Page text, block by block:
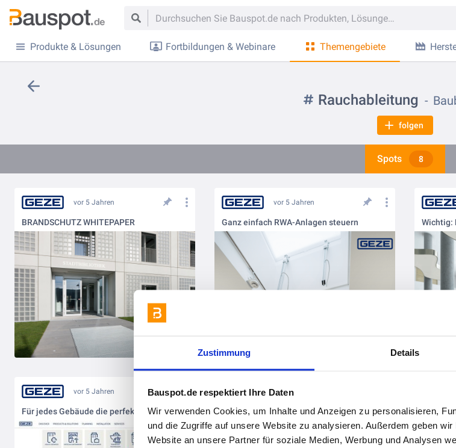
Zustimmung Details
Bauspot.de respektiert Ihre Daten
Wir verwenden Cookies, um Inhalte und Anzeigen zu personalisieren,
und die Zugriffe auf unsere Website zu analysieren. Außerdem geben
Website an unsere Partner für soziale Medien, Werbung und Analysen
Produkte & Lösungen Fortbildungen & Webinare Themengebiete
Rauchableitung
folgen
Spots 8
vor 5 Jahren
BRANDSCHUTZ WHITEPAPER
vor 5 Jahren
Ganz einfach RWA-Anlagen steuern Wichtig:
vor 5 Jahren
Für jedes Gebäude die perfekte Lösung